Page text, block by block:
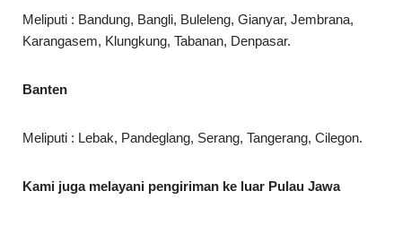
Meliputi : Bandung, Bangli, Buleleng, Gianyar, Jembrana,
Karangasem, Klungkung, Tabanan, Denpasar.
Banten
Meliputi : Lebak, Pandeglang, Serang, Tangerang, Cilegon.
Kami juga melayani pengiriman ke luar Pulau Jawa